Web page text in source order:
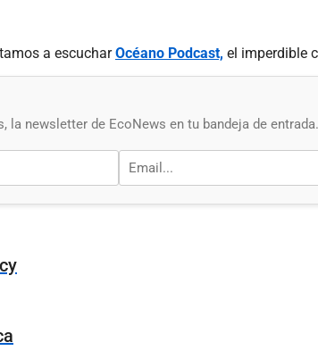
a escucharOcéano Podcast, el imperdible
newsletter de EcoNews en tu bandeja de entrada.